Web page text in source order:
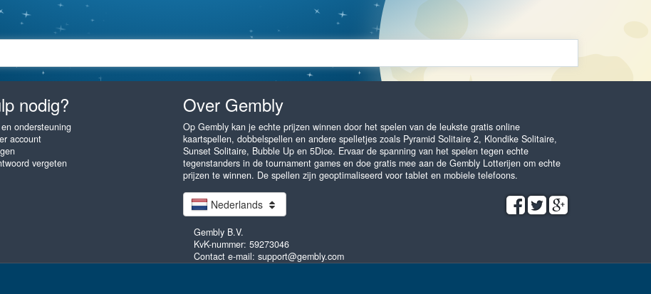
nodig?
ondersteuning
account
vergeten
Over Gembly
Op Gembly kan je echte prijzen winnen door het spelen van de leukste gratis online
kaartspellen, dobbelspellen en andere spelletjes zoals Pyramid Solitaire 2, Klondike Solitaire,
Sunset Solitaire, Bubble Up en 5Dice. Ervaar de spanning van het spelen tegen echte
tegenstanders in de tournament games en doe gratis mee aan de Gembly Lotterijen om echte
prijzen te winnen. De spellen zijn geoptimaliseerd voor tablet en mobiele telefoons.
Nederlands
Gembly B.V.
KvK-nummer: 59273046
Contact e-mail: support@gembly.com